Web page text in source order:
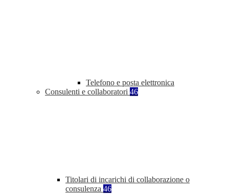
Telefono e posta elettronica
Consulenti e collaboratori 46
Titolari di incarichi di collaborazione o
consulenza 46